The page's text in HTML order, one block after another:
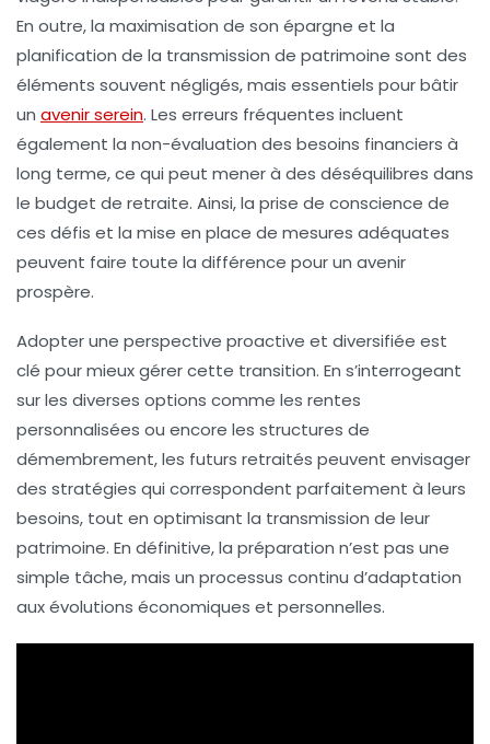
En outre, la maximisation de son épargne et la
planification de la transmission de patrimoine sont des
éléments souvent négligés, mais essentiels pour bâtir
un avenir serein. Les erreurs fréquentes incluent
également la non-évaluation des besoins financiers à
long terme, ce qui peut mener à des déséquilibres dans
le budget de retraite. Ainsi, la prise de conscience de
ces défis et la mise en place de mesures adéquates
peuvent faire toute la différence pour un avenir
prospère.
Adopter une perspective proactive et diversifiée est
clé pour mieux gérer cette transition. En s’interrogeant
sur les diverses options comme les rentes
personnalisées ou encore les structures de
démembrement, les futurs retraités peuvent envisager
des stratégies qui correspondent parfaitement à leurs
besoins, tout en optimisant la transmission de leur
patrimoine. En définitive, la préparation n’est pas une
simple tâche, mais un processus continu d’adaptation
aux évolutions économiques et personnelles.